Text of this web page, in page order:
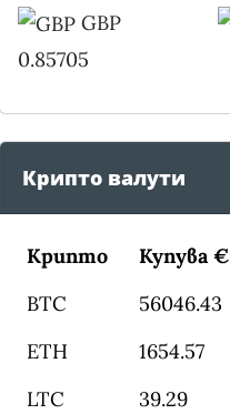
GBP
0.85705
Крипто валути
Крипто Купува €
BTC
56046.43
ETH
1654.57
LTC
39.29